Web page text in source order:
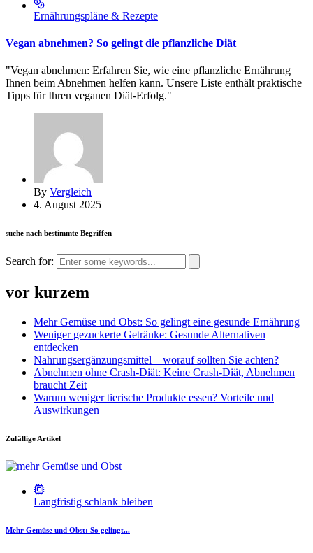
Ernährungspläne & Rezepte
Vegan abnehmen? So gelingt die pflanzliche Diät
"Vegan abnehmen: Erfahren Sie, wie eine pflanzliche Ernährung
Ihnen beim Abnehmen helfen kann. Unsere Liste enthält praktische
Tipps für Ihren veganen Diät-Erfolg."
By Vergleich
4. August 2025
suche nach bestimmte Begriffen
Search for:
vor kurzem
Mehr Gemüse und Obst: So gelingt eine gesunde Ernährung
Weniger gezuckerte Getränke: Gesunde Alternativen
entdecken
Nahrungsergänzungsmittel – worauf sollten Sie achten?
Abnehmen ohne Crash-Diät: Keine Crash-Diät, Abnehmen
braucht Zeit
Warum weniger tierische Produkte essen? Vorteile und
Auswirkungen
Zufällige Artikel
Langfristig schlank bleiben
Mehr Gemüse und Obst: So gelingt...